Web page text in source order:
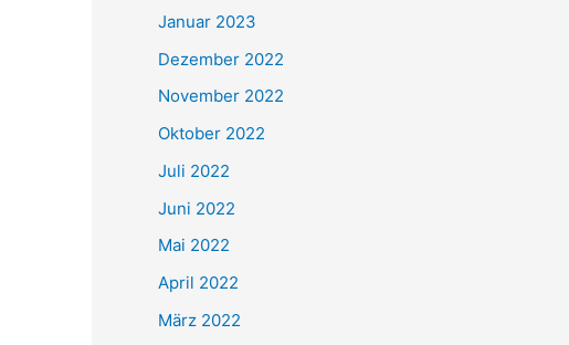
Januar 2023
Dezember 2022
November 2022
Oktober 2022
Juli 2022
Juni 2022
Mai 2022
April 2022
März 2022